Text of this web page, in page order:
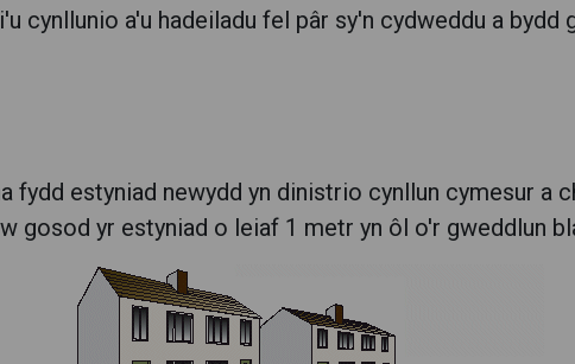
cynllunio a'u hadeiladu fel pâr sy'n cydweddu a bydd
fydd estyniad newydd yn dinistrio cynllun cymesur a
gosod yr estyniad o leiaf 1 metr yn ôl o'r gweddlun